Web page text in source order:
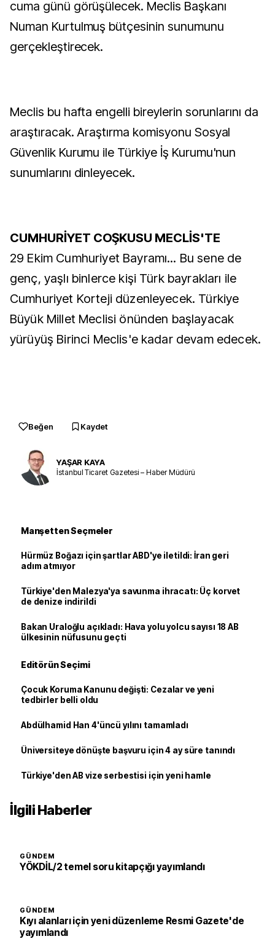
cuma günü görüşülecek. Meclis Başkanı
Numan Kurtulmuş bütçesinin sunumunu
gerçekleştirecek.
Meclis bu hafta engelli bireylerin sorunlarını da
araştıracak. Araştırma komisyonu Sosyal
Güvenlik Kurumu ile Türkiye İş Kurumu'nun
sunumlarını dinleyecek.
CUMHURİYET COŞKUSU MECLİS'TE
29 Ekim Cumhuriyet Bayramı... Bu sene de
genç, yaşlı binlerce kişi Türk bayrakları ile
Cumhuriyet Korteji düzenleyecek. Türkiye
Büyük Millet Meclisi önünden başlayacak
yürüyüş Birinci Meclis'e kadar devam edecek.
Beğen Kaydet
YAŞAR KAYA
İstanbul Ticaret Gazetesi – Haber Müdürü
Manşetten Seçmeler
Hürmüz Boğazı için şartlar ABD'ye iletildi: İran geri
adım atmıyor
Türkiye'den Malezya'ya savunma ihracatı: Üç korvet
de denize indirildi
Bakan Uraloğlu açıkladı: Hava yolu yolcu sayısı 18 AB
ülkesinin nüfusunu geçti
Editörün Seçimi
Çocuk Koruma Kanunu değişti: Cezalar ve yeni
tedbirler belli oldu
Abdülhamid Han 4'üncü yılını tamamladı
Üniversiteye dönüşte başvuru için 4 ay süre tanındı
Türkiye'den AB vize serbestisi için yeni hamle
İlgili Haberler
GÜNDEM
YÖKDİL/2 temel soru kitapçığı yayımlandı
GÜNDEM
Kıyı alanları için yeni düzenleme Resmi Gazete'de
yayımlandı